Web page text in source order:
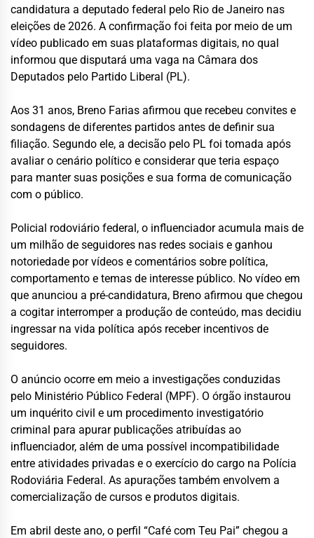
candidatura a deputado federal pelo Rio de Janeiro nas
eleições de 2026. A confirmação foi feita por meio de um
vídeo publicado em suas plataformas digitais, no qual
informou que disputará uma vaga na Câmara dos
Deputados pelo Partido Liberal (PL).
Aos 31 anos, Breno Farias afirmou que recebeu convites e
sondagens de diferentes partidos antes de definir sua
filiação. Segundo ele, a decisão pelo PL foi tomada após
avaliar o cenário político e considerar que teria espaço
para manter suas posições e sua forma de comunicação
com o público.
Policial rodoviário federal, o influenciador acumula mais de
um milhão de seguidores nas redes sociais e ganhou
notoriedade por vídeos e comentários sobre política,
comportamento e temas de interesse público. No vídeo em
que anunciou a pré-candidatura, Breno afirmou que chegou
a cogitar interromper a produção de conteúdo, mas decidiu
ingressar na vida política após receber incentivos de
seguidores.
O anúncio ocorre em meio a investigações conduzidas
pelo Ministério Público Federal (MPF). O órgão instaurou
um inquérito civil e um procedimento investigatório
criminal para apurar publicações atribuídas ao
influenciador, além de uma possível incompatibilidade
entre atividades privadas e o exercício do cargo na Polícia
Rodoviária Federal. As apurações também envolvem a
comercialização de cursos e produtos digitais.
Em abril deste ano, o perfil “Café com Teu Pai” chegou a